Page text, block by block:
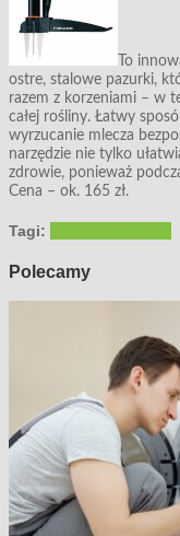
To
ostre, stalowe pazurki,
razem z korzeniami – w
całej rośliny. Łatwy
wyrzucanie mlecza
narzędzie nie tylko
zdrowie, ponieważ
Cena – ok. 165 zł.
Tagi:
Polecamy